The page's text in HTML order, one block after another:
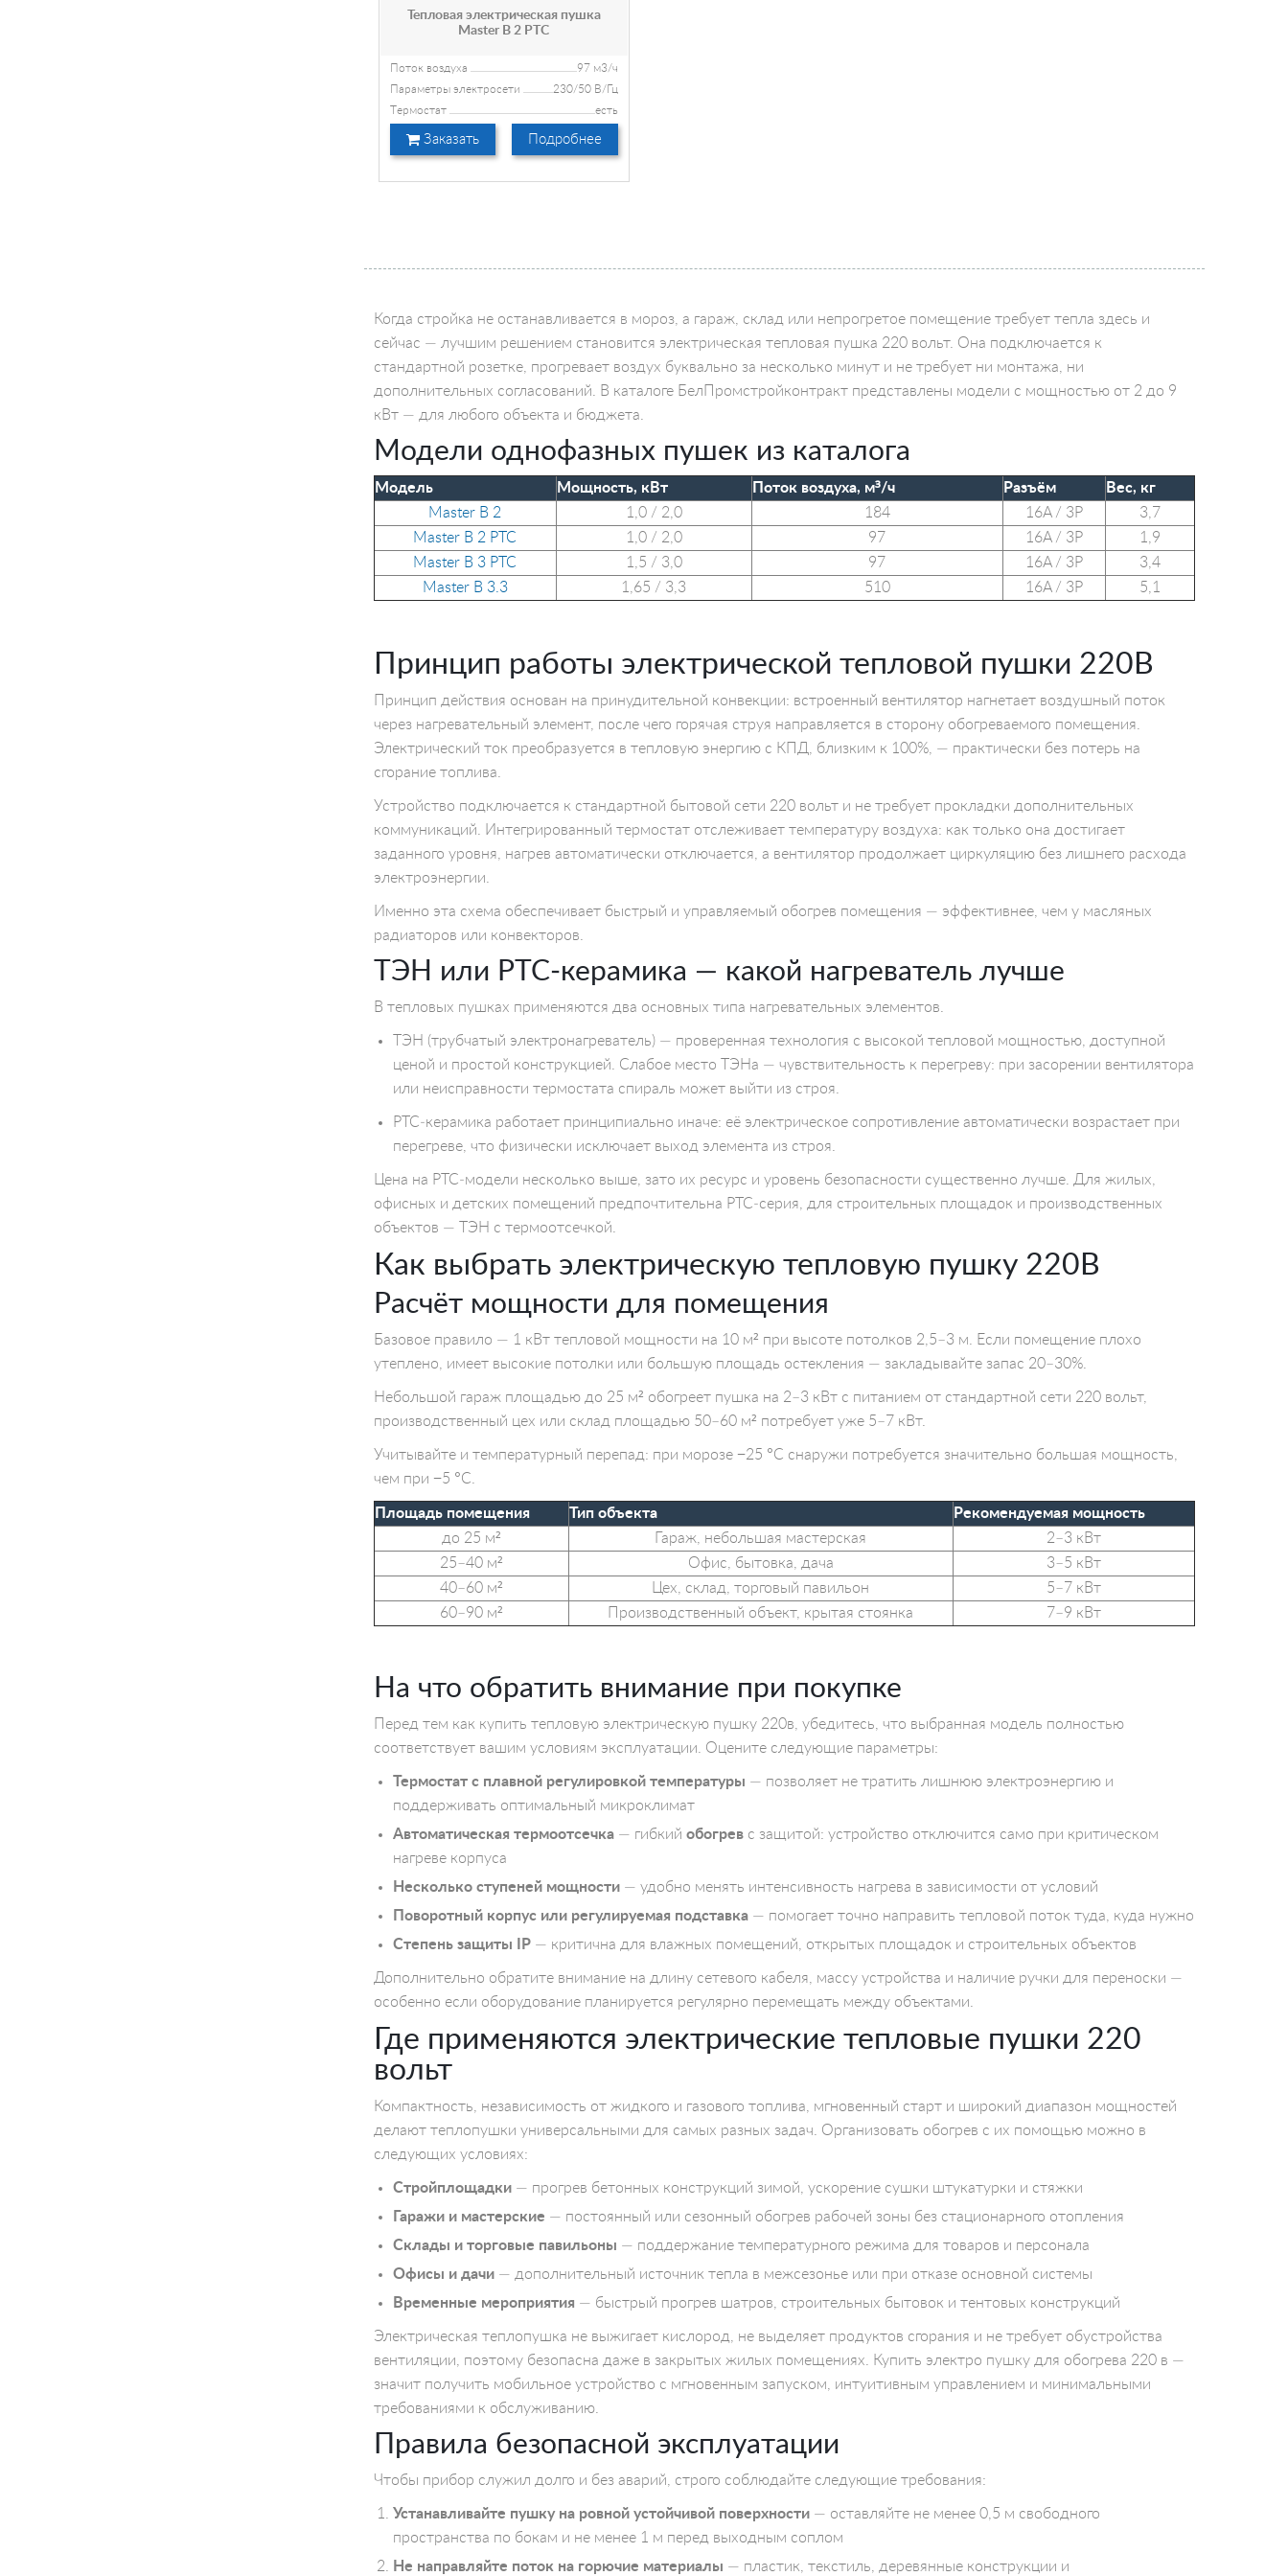
Тепловая электрическая пушка
Master B 2 PTC
Поток воздуха
97 м3/ч
Параметры электросети
230/50 В/Гц
Tермостат
eсть
Силовой разъем "вилка и розетка"
Заказать Подробнее
Когда стройка не останавливается в мороз, а гараж, склад или непрогретое помещение требует тепла здесь и
сейчас — лучшим решением становится электрическая тепловая пушка 220 вольт. Она подключается к
стандартной розетке, прогревает воздух буквально за несколько минут и не требует ни монтажа, ни
дополнительных согласований. В каталоге БелПромстройконтракт представлены модели с мощностью от 2 до 9
кВт — для любого объекта и бюджета.
Модели однофазных пушек из каталога
Модель Мощность, кВт Поток воздуха, м³/ч Разъём
Вес, кг
Master B 2
1,0 / 2,0 184 16A / 3P
3,7
Master B 2 PTC
1,0 / 2,0 97 16A / 3P
1,9
Master B 3 PTC
1,5 / 3,0 97 16A / 3P
3,4
Master B 3.3
1,65 / 3,3 510 16A / 3P 5,1
Принцип работы электрической тепловой пушки 220В
Принцип действия основан на принудительной конвекции: встроенный вентилятор нагнетает воздушный поток
через нагревательный элемент, после чего горячая струя направляется в сторону обогреваемого помещения.
Электрический ток преобразуется в тепловую энергию с КПД, близким к 100%, — практически без потерь на
сгорание топлива.
Устройство подключается к стандартной бытовой сети 220 вольт и не требует прокладки дополнительных
коммуникаций. Интегрированный термостат отслеживает температуру воздуха: как только она достигает
заданного уровня, нагрев автоматически отключается, а вентилятор продолжает циркуляцию без лишнего расхода
электроэнергии.
Именно эта схема обеспечивает быстрый и управляемый обогрев помещения — эффективнее, чем у масляных
радиаторов или конвекторов.
ТЭН или PTC‑керамика — какой нагреватель лучше
В тепловых пушках применяются два основных типа нагревательных элементов.
ТЭН (трубчатый электронагреватель) — проверенная технология с высокой тепловой мощностью, доступной
ценой и простой конструкцией. Слабое место ТЭНа — чувствительность к перегреву: при засорении вентилятора
или неисправности термостата спираль может выйти из строя.
PTC‑керамика работает принципиально иначе: её электрическое сопротивление автоматически возрастает при
перегреве, что физически исключает выход элемента из строя.
Цена на PTC‑модели несколько выше, зато их ресурс и уровень безопасности существенно лучше. Для жилых,
офисных и детских помещений предпочтительна PTC‑серия, для строительных площадок и производственных
объектов — ТЭН с термоотсечкой.
Как выбрать электрическую тепловую пушку 220В
Расчёт мощности для помещения
Базовое правило — 1 кВт тепловой мощности на 10 м² при высоте потолков 2,5–3 м. Если помещение плохо
утеплено, имеет высокие потолки или большую площадь остекления — закладывайте запас 20–30%.
Небольшой гараж площадью до 25 м² обогреет пушка на 2–3 кВт с питанием от стандартной сети 220 вольт,
производственный цех или склад площадью 50–60 м² потребует уже 5–7 кВт.
Учитывайте и температурный перепад: при морозе −25 °С снаружи потребуется значительно большая мощность,
чем при −5 °С.
Площадь помещения Тип объекта
Рекомендуемая мощность
до 25 м²
Гараж, небольшая мастерская
2–3 кВт
25–40 м²
Офис, бытовка, дача
3–5 кВт
40–60 м²
Цех, склад, торговый павильон
5–7 кВт
60–90 м²
Производственный объект, крытая стоянка 7–9 кВт
На что обратить внимание при покупке
Перед тем как купить тепловую электрическую пушку 220в, убедитесь, что выбранная модель полностью
соответствует вашим условиям эксплуатации. Оцените следующие параметры:
Термостат с плавной регулировкой температуры — позволяет не тратить лишнюю электроэнергию и
поддерживать оптимальный микроклимат
Автоматическая термоотсечка— гибкий обогревс защитой: устройство отключится само при критическом
нагреве корпуса
Несколько ступеней мощности— удобно менять интенсивность нагрева в зависимости от условий
Поворотный корпус или регулируемая подставка— помогает точно направить тепловой поток туда, куда нужно
Степень защиты IP— критична для влажных помещений, открытых площадок и строительных объектов
Дополнительно обратите внимание на длину сетевого кабеля, массу устройства и наличие ручки для переноски —
особенно если оборудование планируется регулярно перемещать между объектами.
Где применяются электрические тепловые пушки 220
вольт
Компактность, независимость от жидкого и газового топлива, мгновенный старт и широкий диапазон мощностей
делают теплопушки универсальными для самых разных задач. Организовать обогрев с их помощью можно в
следующих условиях:
Стройплощадки— прогрев бетонных конструкций зимой, ускорение сушки штукатурки и стяжки
Гаражи и мастерские — постоянный или сезонный обогрев рабочей зоны без стационарного отопления
Склады и торговые павильоны — поддержание температурного режима для товаров и персонала
Офисы и дачи— дополнительный источник тепла в межсезонье или при отказе основной системы
Временные мероприятия — быстрый прогрев шатров, строительных бытовок и тентовых конструкций
Электрическая теплопушка не выжигает кислород, не выделяет продуктов сгорания и не требует обустройства
вентиляции, поэтому безопасна даже в закрытых жилых помещениях. Купить электро пушку для обогрева 220 в —
значит получить мобильное устройство с мгновенным запуском, интуитивным управлением и минимальными
требованиями к обслуживанию.
Правила безопасной эксплуатации
Чтобы прибор служил долго и без аварий, строго соблюдайте следующие требования:
Устанавливайте пушку на ровной устойчивой поверхности— оставляйте не менее 0,5 м свободного
пространства по бокам и не менее 1 м перед выходным соплом
Не направляйте поток на горючие материалы — пластик, текстиль, деревянные конструкции и